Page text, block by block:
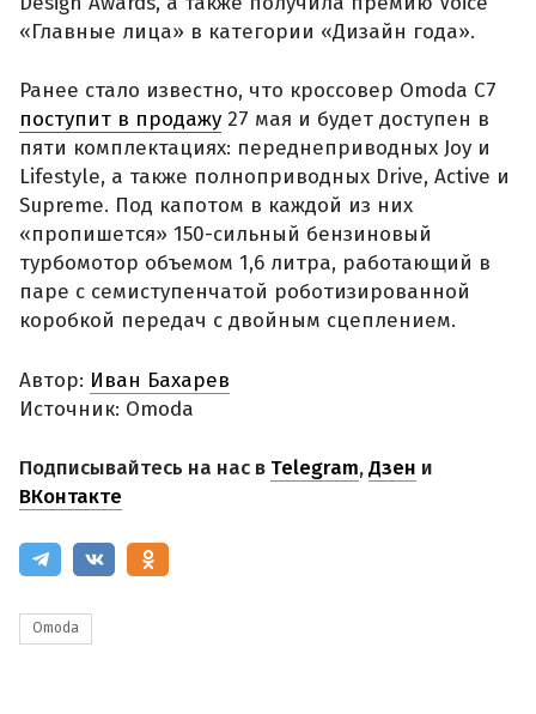
«Главные лица» в категории «Дизайн года».
Ранее стало известно, что кроссовер Omoda C7
поступит в продажу 27 мая и будет доступен в
пяти комплектациях: переднеприводных Joy и
Lifestyle, а также полноприводных Drive, Active и
Supreme. Под капотом в каждой из них
«пропишется» 150-сильный бензиновый
турбомотор объемом 1,6 литра, работающий в
паре с семиступенчатой роботизированной
коробкой передач с двойным сцеплением.
Автор: Иван Бахарев
Источник: Omoda
Подписывайтесь на нас в Telegram,Дзен и
ВКонтакте
Omoda